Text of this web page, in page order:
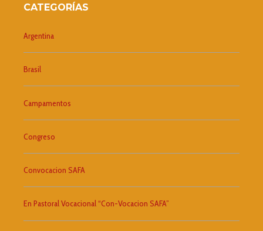
CATEGORÍAS
Argentina
Brasil
Campamentos
Congreso
Convocacion SAFA
En Pastoral Vocacional “Con-Vocacion SAFA”